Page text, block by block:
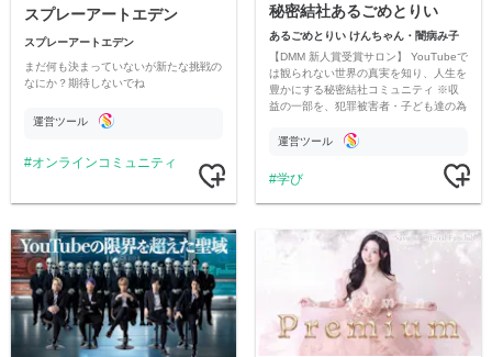
スプレーアートエデン
スプレーアートエデン
まだ何も決まっていないが新たな挑戦の
なにか？期待しないでね
運営ツール
オンラインコミュニティ
秘密結社あるごめとりい
あるごめとりい けんちゃん・闇病み子
【DMM 新人賞受賞サロン】 YouTubeで
は観られない世界の真実を知り、人生を
豊かにする秘密結社コミュニティ ※収
益の一部を、犯罪被害者・子ども達の為
す運営ツール
学び